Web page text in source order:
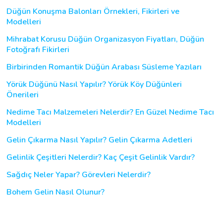
Düğün Konuşma Balonları Örnekleri, Fikirleri ve
Modelleri
Mihrabat Korusu Düğün Organizasyon Fiyatları, Düğün
Fotoğrafı Fikirleri
Birbirinden Romantik Düğün Arabası Süsleme Yazıları
Yörük Düğünü Nasıl Yapılır? Yörük Köy Düğünleri
Önerileri
Nedime Tacı Malzemeleri Nelerdir? En Güzel Nedime Tacı
Modelleri
Gelin Çıkarma Nasıl Yapılır? Gelin Çıkarma Adetleri
Gelinlik Çeşitleri Nelerdir? Kaç Çeşit Gelinlik Vardır?
Sağdıç Neler Yapar? Görevleri Nelerdir?
Bohem Gelin Nasıl Olunur?